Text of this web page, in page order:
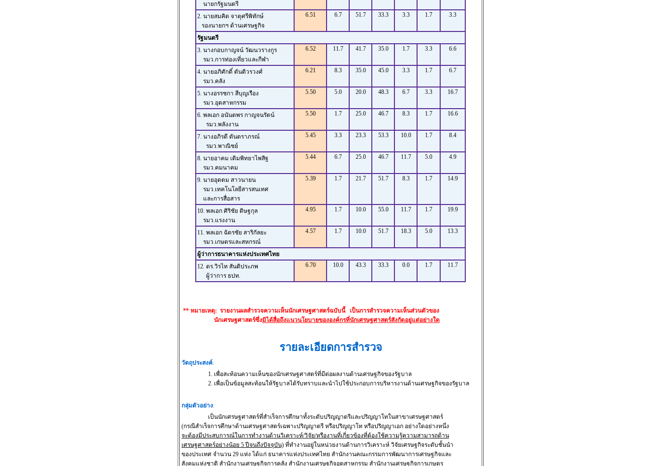
นายกรัฐมนตรี
2. นายสมคิด จาตุศรีพิทักษ์
รองนายกฯ ด้านเศรษฐกิจ
6.51 6.7 51.7 33.3 3.3 1.7 3.3
รัฐมนตรี
3. นางกอบกาญจน์ วัฒนวรางกูร
รมว.การท่องเที่ยวและกีฬา
6.52 11.7 41.7 35.0 1.7 3.3 6.6
4. นายอภิศักดิ์ ตันติวรวงศ์
รมว.คลัง
6.21 8.3 35.0 45.0 3.3 1.7 6.7
5. นางอรรชกา สีบุญเรือง
รมว.อุตสาหกรรม
5.50 5.0 20.0 48.3 6.7 3.3 16.7
6. พลเอก อนันตพร กาญจนรัตน์
รมว.พลังงาน
5.50 1.7 25.0 46.7 8.3 1.7 16.6
7. นางอภิรดี ตันตราภรณ์
รมว.พาณิชย์
5.45 3.3 23.3 53.3 10.0 1.7 8.4
8. นายอาคม เติมพิทยาไพสิฐ
รมว.คมนาคม
5.44 6.7 25.0 46.7 11.7 5.0 4.9
9. นายอุตตม สาวนายน
รมว.เทคโนโลยีสารสนเทศ
และการสื่อสาร
5.39 1.7 21.7 51.7 8.3 1.7 14.9
10. พลเอก ศิริชัย ดิษฐกุล
รมว.แรงงาน
4.95 1.7 10.0 55.0 11.7 1.7 19.9
11. พลเอก ฉัตรชัย สาริกัลยะ
รมว.เกษตรและสหกรณ์
4.57 1.7 10.0 51.7 18.3 5.0 13.3
ผู้ว่าการธนาคารแห่งประเทศไทย
12. ดร.วิรไท สันติประภพ
ผู้ว่าการ ธปท.
6.70 10.0 43.3 33.3 0.0 1.7 11.7
** หมายเหตุ: รายงานผลสำรวจความเห็นนักเศรษฐศาสตร์ฉบับนี้ เป็นการสำรวจความเห็นส่วนตัวของ
นักเศรษฐศาสตร์ซึ่งมิได้สื่อถึงแนวนโยบายขององค์กรที่นักเศรษฐศาสตร์สังกัดอยู่แต่อย่างใด
รายละเอียดการสำรวจ
วัตถุประสงค์:
1. เพื่อสะท้อนความเห็นของนักเศรษฐศาสตร์ที่มีต่อผลงานด้านเศรษฐกิจของรัฐบาล
2. เพื่อเป็นข้อมูลสะท้อนให้รัฐบาลได้รับทราบและนำไปใช้ประกอบการบริหารงานด้านเศรษฐกิจของรัฐบาล
กลุ่มตัวอย่าง:
เป็นนักเศรษฐศาสตร์ที่สำเร็จการศึกษาทั้งระดับปริญญาตรีและปริญญาโทในสาขาเศรษฐศาสตร์
(กรณีสำเร็จการศึกษาด้านเศรษฐศาสตร์เฉพาะปริญญาตรี หรือปริญญาโท หรือปริญญาเอก อย่างใดอย่างหนึ่ง
จะต้องมีประสบการณ์ในการทำงานด้านวิเคราะห์/วิจัย/หรืองานที่เกี่ยวข้องที่ต้องใช้ความรู้ความสามารถด้าน
เศรษฐศาสตร์อย่างน้อย 5 ปีจนถึงปัจจุบัน) ที่ทำงานอยู่ในหน่วยงานด้านการวิเคราะห์ วิจัยเศรษฐกิจระดับชั้นนำ
ของประเทศ จำนวน 29 แห่ง ได้แก่ ธนาคารแห่งประเทศไทย สำนักงานคณะกรรมการพัฒนาการเศรษฐกิจและ
สังคมแห่งชาติ สำนักงานเศรษฐกิจการคลัง สำนักงานเศรษฐกิจอุตสาหกรรม สำนักงานเศรษฐกิจการเกษตร